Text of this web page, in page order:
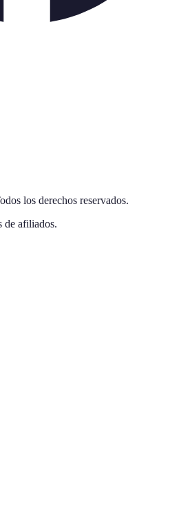
los derechos reservados.
de afiliados.